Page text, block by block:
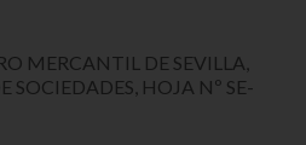
MERCANTIL DE SEVILLA,
SOCIEDADES, HOJA Nº SE-